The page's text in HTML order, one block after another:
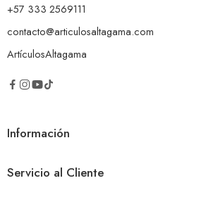
+57 333 2569111
contacto@articulosaltagama.com
ArtículosAltagama
Información
Servicio al Cliente